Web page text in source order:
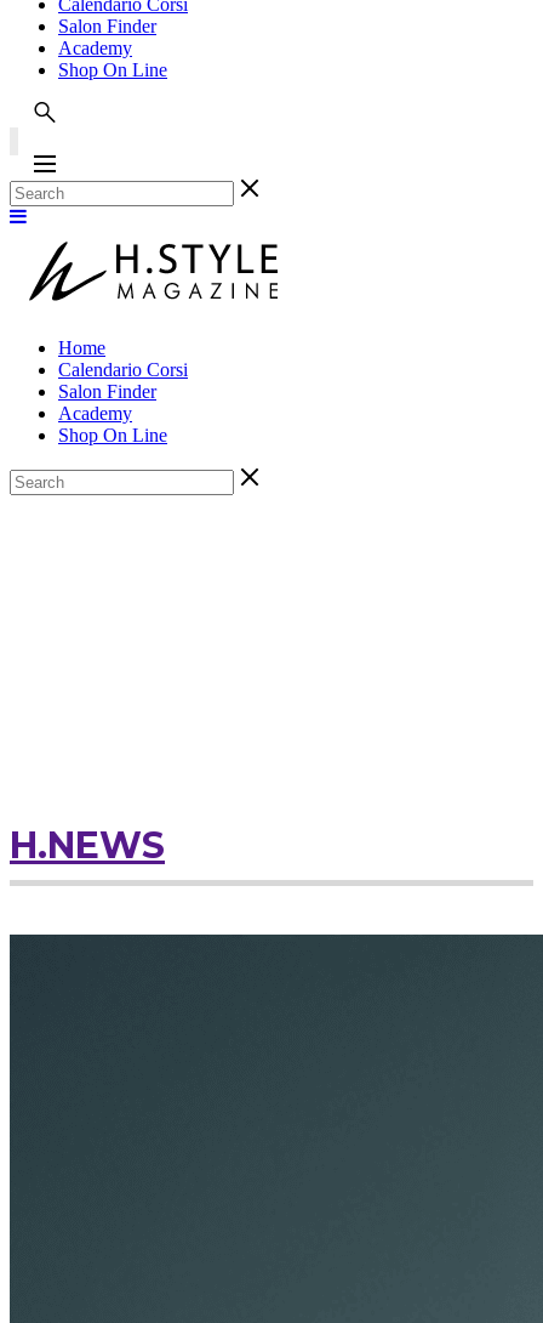
Calendario Corsi
Salon Finder
Academy
Shop On Line
Home
Calendario Corsi
Salon Finder
Academy
Shop On Line
H.NEWS